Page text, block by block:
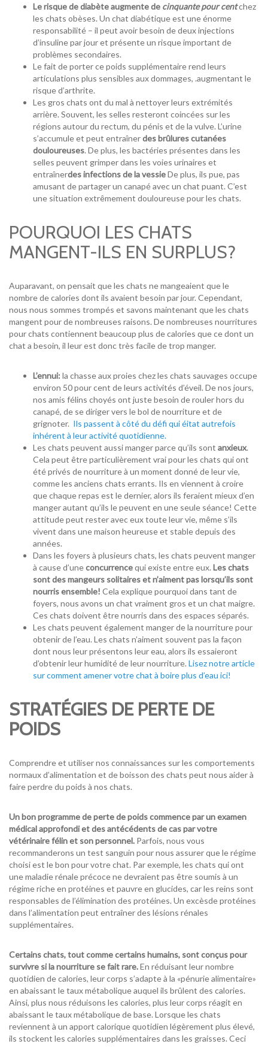
Le risque de diabète augmente de cinquante pour centchez
les chats obèses. Un chat diabétique est une énorme
responsabilité – il peut avoir besoin de deux injections
d’insuline par jour et présente un risque important de
problèmes secondaires.
Le fait de porter ce poids supplémentaire rend leurs
articulations plus sensibles aux dommages, .augmentant le
risque d’arthrite.
Les gros chats ont du mal à nettoyer leurs extrémités
arrière. Souvent, les selles resteront coincées sur les
régions autour du rectum, du pénis et de la vulve. L’urine
s’accumule et peut entraînerdes brûlures cutanées
douloureuses. De plus, les bactéries présentes dans les
selles peuvent grimper dans les voies urinaires et
entraînerdes infections de la vessieDe plus, ils pue, pas
amusant de partager un canapé avec un chat puant. C’est
une situation extrêmement douloureuse pour les chats.
POURQUOI LES CHATS
MANGENT-ILS EN SURPLUS?
Auparavant, on pensait que les chats ne mangeaient que le
nombre de calories dont ils avaient besoin par jour. Cependant,
nous nous sommes trompés et savons maintenant que les chats
mangent pour de nombreuses raisons. De nombreuses nourritures
pour chats contiennent beaucoup plus de calories que ce dont un
chat a besoin, il leur est donc très facile de trop manger.
L’ennui: la chasseaux proies chez les chats sauvages occupe
environ 50 pour cent de leurs activités d’éveil. De nos jours,
nos amis félins choyés ont juste besoin de rouler hors du
canapé, de se diriger vers le bol de nourriture et de
grignoter. Ils passent à côté du défi qui éitat autrefois
inhérent à leur activité quotidienne.
Les chats peuvent aussi manger parce qu’ils sont anxieux.
Cela peut être particulièrement vrai pour les chats qui ont
été privés de nourriture à un moment donné de leur vie,
comme les anciens chats errants. Ils en viennent à croire
que chaque repas est le dernier, alors ils feraient mieux d’en
manger autant qu’ils le peuvent en une seule séance! Cette
attitude peut rester avec eux toute leur vie, même s’ils
vivent dans une maison heureuseet stabledepuis des
années.
Dans les foyers à plusieurs chats, les chats peuvent manger
à cause d’uneconcurrencequi existe entre eux. Les chats
sont des mangeurs solitaires et n’aiment pas lorsqu’ils sont
nourris ensemble! Cela explique pourquoi dans tant de
foyers, nous avons un chat vraiment gros et un chat maigre.
Ces chats doivent être nourris dans des espaces séparés.
Les chats peuvent également manger de la nourriture pour
obtenir de l’eau. Les chats n’aiment souvent pas la façon
dont nous leur présentons leur eau, alors ils essaieront
d’obtenir leur humidité de leur nourriture. Lisez notre article
sur comment amener votre chat à boire plus d’eau ici!
STRATÉGIES DE PERTE DE
POIDS
Comprendre et utiliser nos connaissances sur les comportements
normaux d’alimentation et de boisson des chats peut nous aider à
faire perdre du poids à nos chats.
Un bon programme de perte de poids commence par un examen
médical approfondi et des antécédents de cas par votre
vétérinaire félin et son personnel. Parfois, nous vous
recommanderons un test sanguin pour nous assurer que le régime
choisi est lebon pour votre chat. Par exemple, les chats qui ont
une maladie rénale précoce ne devraient pas être soumis à un
régime riche en protéines et pauvre en glucides, car les reins sont
responsables de l’élimination des protéines. Un excèsde protéines
dans l’alimentation peut entraîner des lésions rénales
supplémentaires.
Certains chats, tout comme certains humains, sont conçus pour
survivre si la nourriture se fait rare.En réduisant leur nombre
quotidien de calories, leur corps s’adapte à la «pénurie alimentaire»
en abaissant le taux métabolique auquel ils brûlent des calories.
Ainsi, plus nous réduisons les calories, plus leur corps réagit en
abaissant le taux métabolique de base. Lorsque les chats
reviennent à un apport calorique quotidien légèrement plus élevé,
ils stockent les calories supplémentaires dans les graisses. Ceci